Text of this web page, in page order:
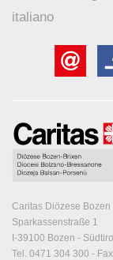
italiano
Caritas Diözese Bozen
Sparkassenstraße 1
I-39100 Bozen -
Tel. 0471 304 300 -